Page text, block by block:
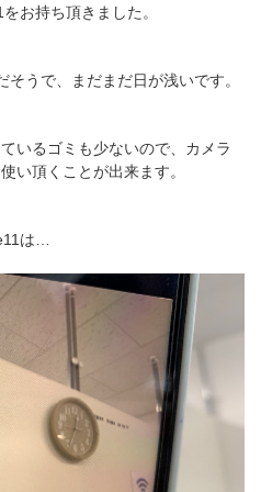
お持ち頂きました。
うで、まだまだ日が浅いです。
いるゴミも少ないので、カメラ
い頂くことが出来ます。
は…